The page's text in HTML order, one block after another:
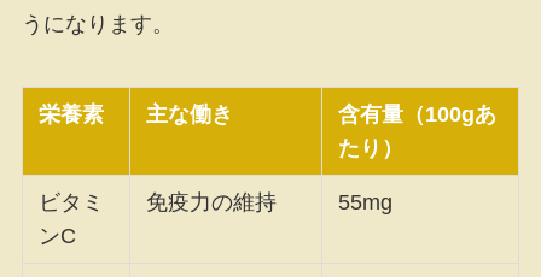
うになります。
栄養素 主な働き
含有量（100gあ
たり）
ビタミ
ンC
免疫力の維持 55mg